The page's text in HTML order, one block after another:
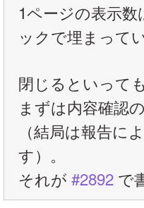
1ページの表示
ックで埋まって
閉じるといって
まずは内容確認
（結局は報告に
す）。
それが #2892 で